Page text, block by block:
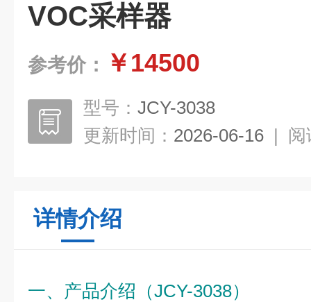
VOC采样器
参考价： ￥14500
型号： JCY-3038
更新时间： 2026-06-16 | 阅
详情介绍
一、产品介绍（JCY-3038）